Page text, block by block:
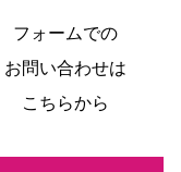
フォームでの
お問い合わせは
こちらから